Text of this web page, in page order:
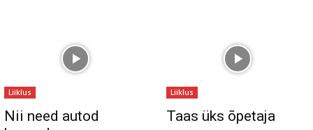
Liiklus
Nii need autod
Liiklus
Taas üks õpetaja